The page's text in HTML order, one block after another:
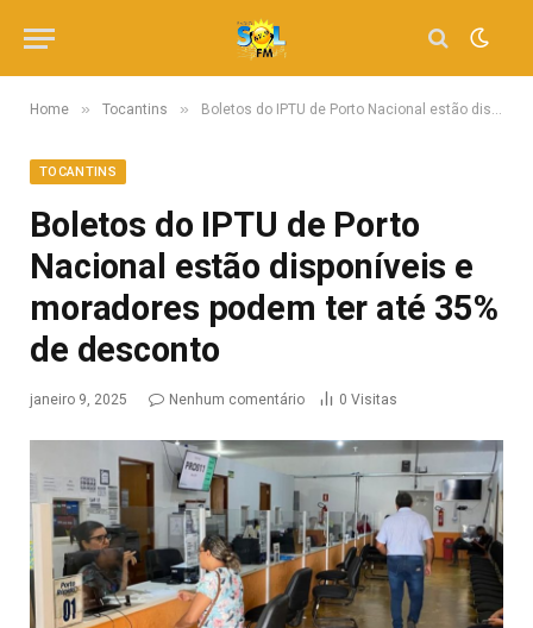
Home » Tocantins » Boletos do IPTU de Porto Nacional estão disponíveis e moradores podem ter até 35% de desconto
TOCANTINS
Boletos do IPTU de Porto
Nacional estão disponíveis e
moradores podem ter até 35%
de desconto
janeiro 9, 2025 Nenhum comentário 0 Visitas